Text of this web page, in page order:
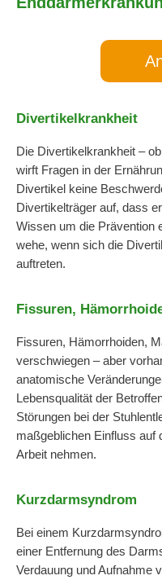
Divertikelkrankheit
Die Divertikelkrankheit –
wirft Fragen in der
Divertikel keine
Divertikelträger auf, dass
Wissen um die Prävention
wehe, wenn sich die
auftreten.
Fissuren,
Fissuren, Hämorrhoiden,
verschwiegen – aber
anatomische
Lebensqualität der
Störungen bei der
maßgeblichen Einfluss auf
Arbeit nehmen.
Kurzdarmsyndrom
Bei einem
einer Entfernung des
Ver­dauung und Aufnahme